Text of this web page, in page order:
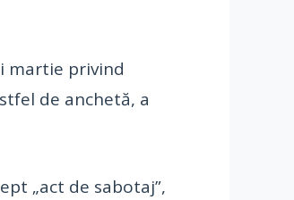
martie privind
de anchetă, a
„act de sabotaj”,